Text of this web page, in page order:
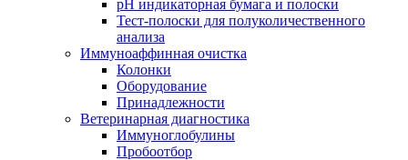
pH индикаторная бумага и полоски
Тест-полоски для полуколичественного
анализа
Иммуноаффинная очистка
Колонки
Оборудование
Принадлежности
Ветеринарная диагностика
Иммуноглобулины
Пробоотбор